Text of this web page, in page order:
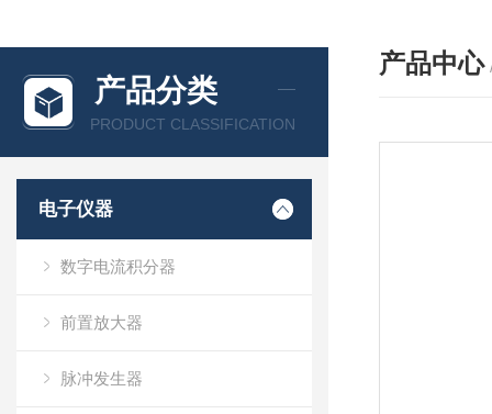
产品分类
PRODUCT CLASSIFICATION
电子仪器
数字电流积分器
前置放大器
脉冲发生器
产品中心